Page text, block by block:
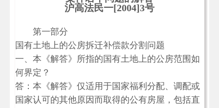
沪高法民一[2004]3号
第一部分
国有土地上的公房拆迁补偿款分割问题
一、本《解答》所指的国有土地上的公房范围如
何界定？
答：本《解答》仅适用于国家福利分配、调配或
国家认可的其他原因而取得的公有房屋，包括直